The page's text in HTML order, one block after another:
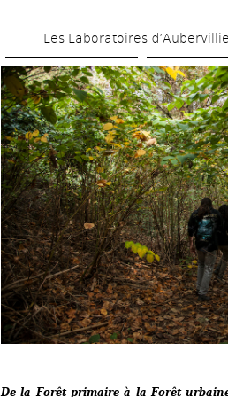
Les Laboratoires
De la Forêt primaire à la Forêt